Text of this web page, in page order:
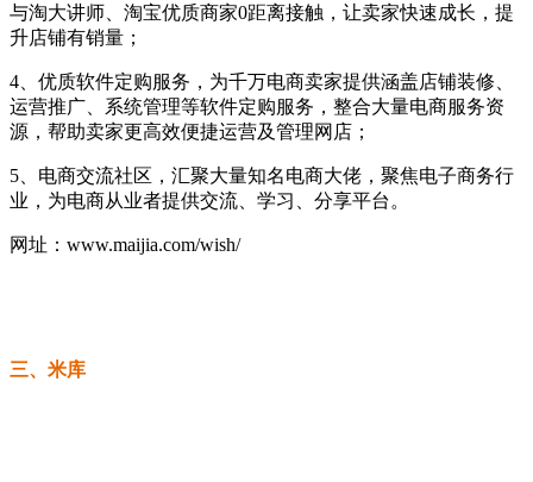
与淘大讲师、淘宝优质商家0距离接触，让卖家快速成长，提
升店铺有销量；
4、优质软件定购服务，为千万电商卖家提供涵盖店铺装修、
运营推广、系统管理等软件定购服务，整合大量电商服务资
源，帮助卖家更高效便捷运营及管理网店；
5、电商交流社区，汇聚大量知名电商大佬，聚焦电子商务行
业，为电商从业者提供交流、学习、分享平台。
网址：www.maijia.com/wish/
三、米库